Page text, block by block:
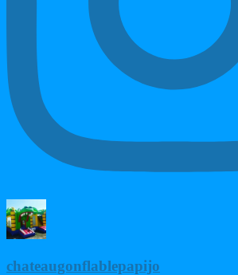
chateaugonflablepapijo